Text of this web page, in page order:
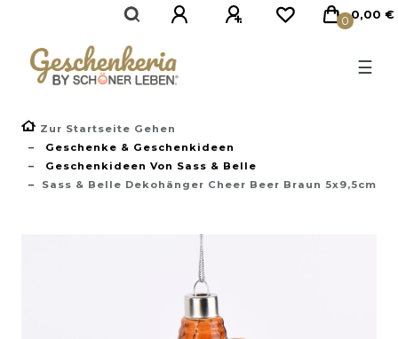
0 0,00 €
☰
Zur Startseite Gehen
Geschenke & Geschenkideen
Geschenkideen Von Sass & Belle
Sass & Belle Dekohänger Cheer Beer Braun 5x9,5cm